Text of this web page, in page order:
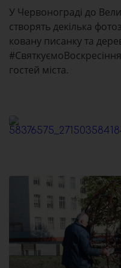
У Червонограді до
створять декілька
ковану писанку та
гостей міста.